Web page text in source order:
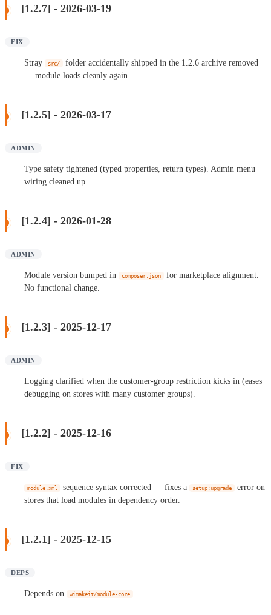
[1.2.7] - 2026-03-19
FIX
Stray src/
folder accidentally shipped in the 1.2.6 archive removed
— module loads cleanly again.
[1.2.5] - 2026-03-17
ADMIN
Type safety tightened (typed properties, return types). Admin menu
wiring cleaned up.
[1.2.4] - 2026-01-28
ADMIN
Module version bumped in composer.json
for marketplace alignment.
No functional change.
[1.2.3] - 2025-12-17
ADMIN
Logging clarified when the customer-group restriction kicks in (eases
debugging on stores with many customer groups).
[1.2.2] - 2025-12-16
FIX
module.xml sequence syntax corrected — fixes a setup:upgrade
error on
stores that load modules in dependency order.
[1.2.1] - 2025-12-15
DEPS
Depends on wimakeit/module-core